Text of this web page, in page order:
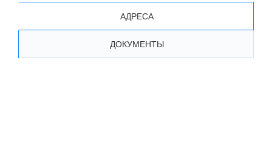
АДРЕСА
ДОКУМЕНТЫ